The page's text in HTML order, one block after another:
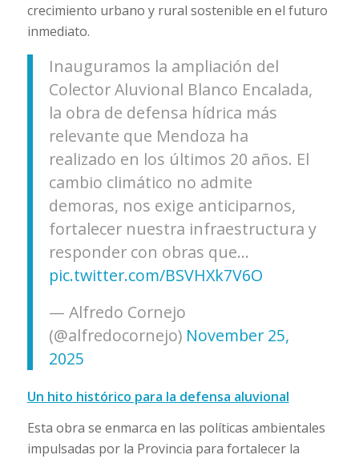
crecimiento urbano y rural sostenible en el futuro
inmediato.
Inauguramos la ampliación del
Colector Aluvional Blanco Encalada,
la obra de defensa hídrica más
relevante que Mendoza ha
realizado en los últimos 20 años. El
cambio climático no admite
demoras, nos exige anticiparnos,
fortalecer nuestra infraestructura y
responder con obras que…
pic.twitter.com/BSVHXk7V6O
— Alfredo Cornejo
(@alfredocornejo) November 25,
2025
Un hito histórico para la defensa aluvional
Esta obra se enmarca en las políticas ambientales
impulsadas por la Provincia para fortalecer la